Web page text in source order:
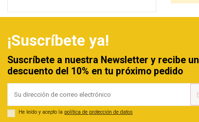
¡Suscríbete ya!
Suscríbete a nuestra Newsletter y recibe un
descuento del 10% en tu próximo pedido
He leído y acepto la política de protección de datos